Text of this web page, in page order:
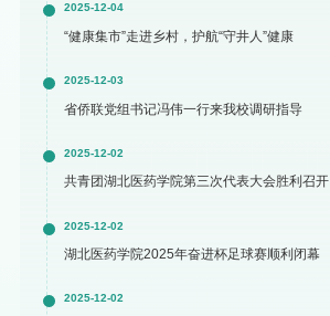
2025-12-04
“健康集市”走进乡村，护航“守井人”健康
2025-12-03
省侨联党组书记冯伟一行来我校调研指导
2025-12-02
共青团湖北医药学院第三次代表大会胜利召开
2025-12-02
湖北医药学院2025年奋进杯足球赛顺利闭幕
2025-12-02